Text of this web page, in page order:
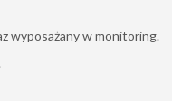
wyposażany w monitoring.